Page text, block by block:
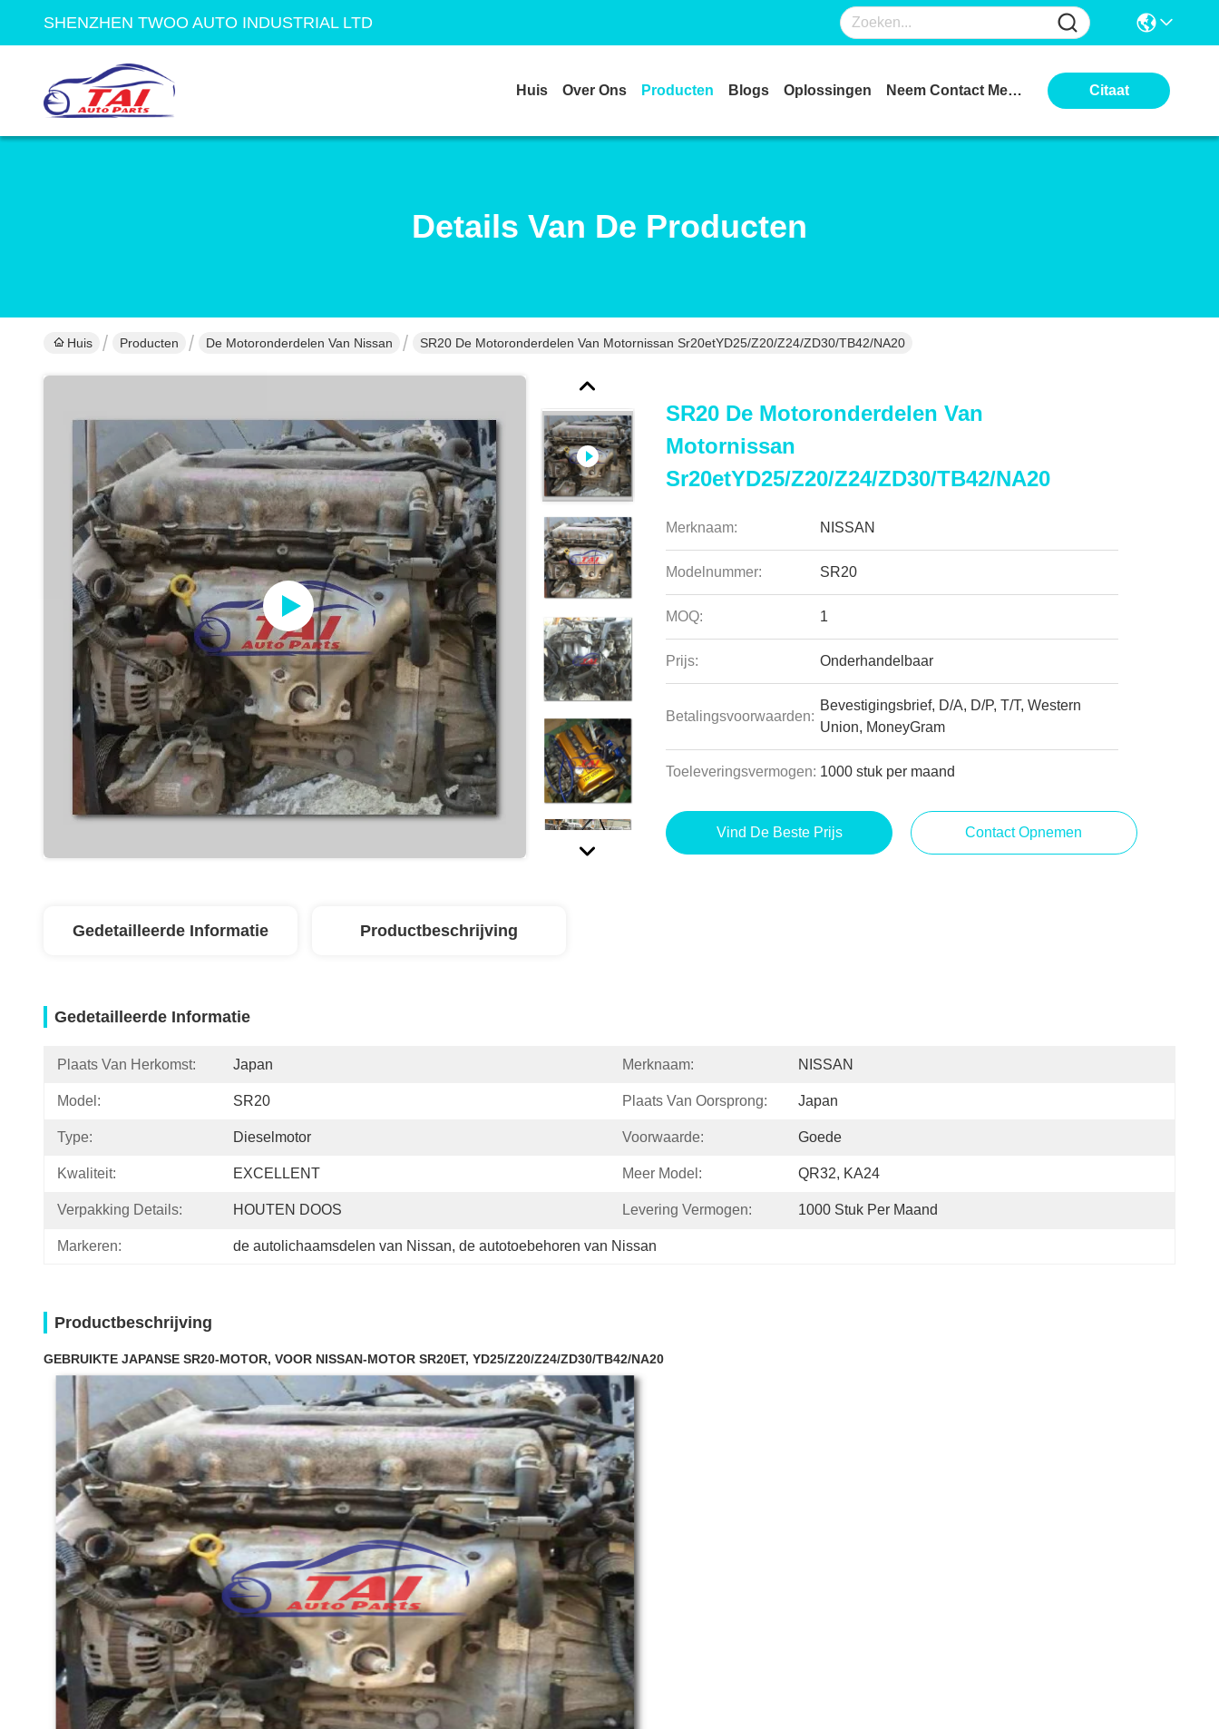
SHENZHEN TWOO AUTO INDUSTRIAL LTD
Huis Over Ons Producten Blogs Oplossingen Neem Contact Met Ons Op Citaat
Details Van De Producten
Huis Producten De Motoronderdelen Van Nissan SR20 De Motoronderdelen Van Motornissan Sr20etYD25/Z20/Z24/ZD30/TB42/NA20
SR20 De Motoronderdelen Van
Motornissan
Sr20etYD25/Z20/Z24/ZD30/TB42/NA20
Merknaam: NISSAN
Modelnummer: SR20
MOQ: 1
Prijs: Onderhandelbaar
Betalingsvoorwaarden:
Bevestigingsbrief, D/A, D/P, T/T, Western
Union, MoneyGram
Toeleveringsvermogen: 1000 stuk per maand
Vind De Beste Prijs Contact Opnemen
Gedetailleerde Informatie Productbeschrijving
Gedetailleerde Informatie
Plaats Van Herkomst: Japan Merknaam: NISSAN
Model: SR20 Plaats Van Oorsprong: Japan
Type: Dieselmotor Voorwaarde: Goede
Kwaliteit: EXCELLENT Meer Model: QR32, KA24
Verpakking Details: HOUTEN DOOS Levering Vermogen: 1000 Stuk Per Maand
Markeren: de autolichaamsdelen van Nissan, de autotoebehoren van Nissan
Productbeschrijving
GEBRUIKTE JAPANSE SR20-MOTOR, VOOR NISSAN-MOTOR SR20ET, YD25/Z20/Z24/ZD30/TB42/NA20